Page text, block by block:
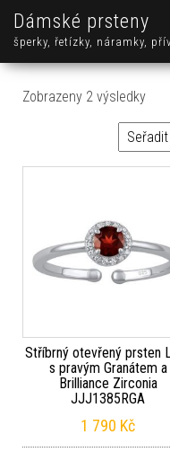
Dámské prsteny
šperky, řetízky, náramky,
Zobrazeny 2 výsledky
Stříbrný otevřený prsten
s pravým Granátem a
Brilliance Zirconia
JJJ1385RGA
1 790 Kč